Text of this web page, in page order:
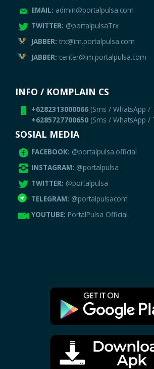
EMAIL: admin@portalpulsa.com
TWITTER: @portalpulsaTrx
JABBER:trx@im.portalpulsa.com
JABBER: center@im.portalpulsa.com
INFO / KOMPLAIN CS
+6282313000066 (Sms / WhatsApp /
+6285727700650 (Sms / WhatsApp /
SOSIAL MEDIA
FACEBOOK: @portalpulsa.official
INSTAGRAM: @portalpulsa
TWITTER: @portalpulsa
TELEGRAM: @portalpulsacom
YOUTUBE: PortalPulsa Official